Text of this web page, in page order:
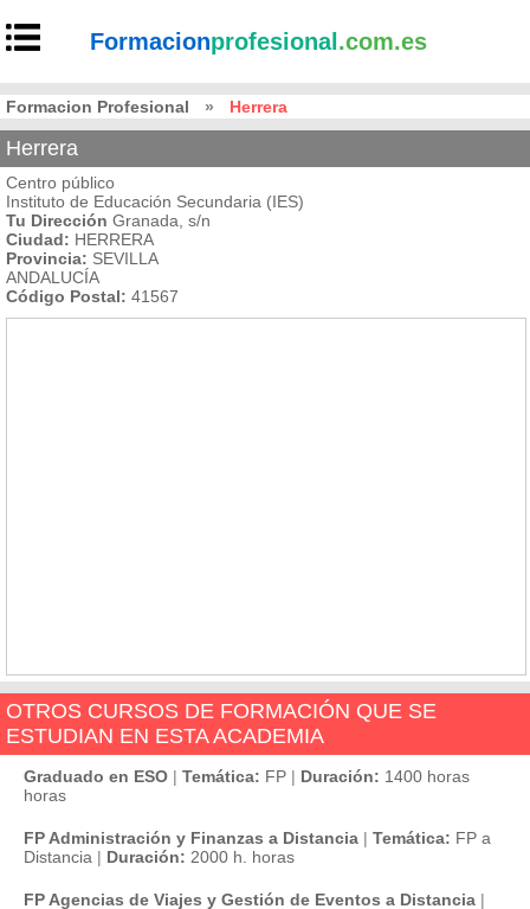
Formacionprofesional .com.es
Formacion Profesional » Herrera
Herrera
Centro público
Instituto de Educación Secundaria (IES)
Tu Dirección Granada, s/n
Ciudad: HERRERA
Provincia: SEVILLA
ANDALUCÍA
Código Postal: 41567
OTROS CURSOS DE FORMACIÓN QUE SE
ESTUDIAN EN ESTA ACADEMIA
Graduado en ESO | Temática: FP | Duración: 1400 horas
horas
FP Administración y Finanzas a Distancia | Temática: FP a
Distancia | Duración: 2000 h. horas
FP Agencias de Viajes y Gestión de Eventos a Distancia |